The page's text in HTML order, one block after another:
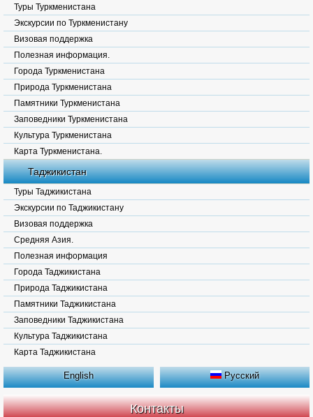
Туры Туркменистана
Экскурсии по Туркменистану
Визовая поддержка
Полезная информация.
Города Туркменистана
Природа Туркменистана
Памятники Туркменистана
Заповедники Туркменистана
Культура Туркменистана
Карта Туркменистана.
Таджикистан
Туры Таджикистана
Экскурсии по Таджикистану
Визовая поддержка
Средняя Азия.
Полезная информация
Города Таджикистана
Природа Таджикистана
Памятники Таджикистана
Заповедники Таджикистана
Культура Таджикистана
Карта Таджикистана
English Русский
Контакты